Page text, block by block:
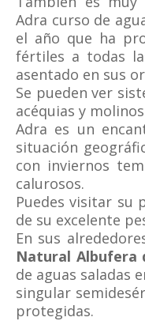
Adra curso de
el año que ha
fértiles a todas
asentado en sus
Se pueden ver
acéquias y
Adra es un
situación
con inviernos
calurosos.
Puedes visitar su
de su excelente
En sus
Natural Albufera
de aguas saladas
singular
protegidas.